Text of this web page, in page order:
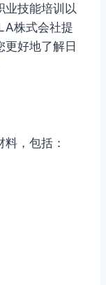
业技能培训以
株式会社提
更好地了解日
，包括：